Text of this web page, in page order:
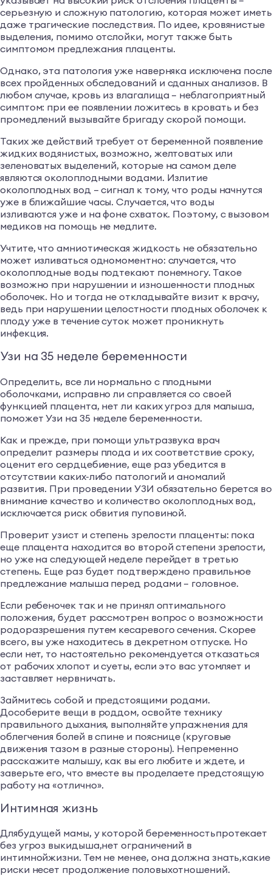
серьезную и сложную патологию, которая может иметь
даже трагические последствия. По идее, кровянистые
выделения, помимо отслойки, могут также быть
симптомом предлежания плаценты.
Однако, эта патология уже наверняка исключена после
всех пройденных обследований и сданных анализов. В
любом случае, кровь из влагалища – неблагоприятный
симптом: при ее появлении ложитесь в кровать и без
промедлений вызывайте бригаду скорой помощи.
Таких же действий требует от беременной появление
жидких водянистых, возможно, желтоватых или
зеленоватых выделений, которые на самом деле
являются околоплодными водами. Излитие
околоплодных вод – сигнал к тому, что роды начнутся
уже в ближайшие часы. Случается, что воды
изливаются уже и на фоне схваток. Поэтому, с вызовом
медиков на помощь не медлите.
Учтите, что амниотическая жидкость не обязательно
может изливаться одномоментно: случается, что
околоплодные воды подтекают понемногу. Такое
возможно при нарушении и изношенности плодных
оболочек. Но и тогда не откладывайте визит к врачу,
ведь при нарушении целостности плодных оболочек к
плоду уже в течение суток может проникнуть
инфекция.
Узи на 35 неделе беременности
Определить, все ли нормально с плодными
оболочками, исправно ли справляется со своей
функцией плацента, нет ли каких угроз для малыша,
поможет Узи на 35 неделе беременности.
Как и прежде, при помощи ультразвука врач
определит размеры плода и их соответствие сроку,
оценит его сердцебиение, еще раз убедится в
отсутствии каких-либо патологий и аномалий
развития. При проведении УЗИ обязательно берется во
внимание качество и количество околоплодных вод,
исключается риск обвития пуповиной.
Проверит узист и степень зрелости плаценты: пока
еще плацента находится во второй степени зрелости,
но уже на следующей неделе перейдет в третью
степень. Еще раз будет подтверждено правильное
предлежание малыша перед родами – головное.
Если ребеночек так и не принял оптимального
положения, будет рассмотрен вопрос о возможности
родоразрешения путем кесаревого сечения. Скорее
всего, вы уже находитесь в декретном отпуске. Но
если нет, то настоятельно рекомендуется отказаться
от рабочих хлопот и суеты, если это вас утомляет и
заставляет нервничать.
Займитесь собой и предстоящими родами.
Дособерите вещи в роддом, освойте технику
правильного дыхания, выполняйте упражнения для
облегчения болей в спине и пояснице (круговые
движения тазом в разные стороны). Непременно
расскажите малышу, как вы его любите и ждете, и
заверьте его, что вместе вы проделаете предстоящую
работу на «отлично».
Интимная жизнь
Длябудущей мамы, у которой беременностьпротекает
без угроз выкидыша,нет ограничений в
интимнойжизни. Тем не менее, она должна знать,какие
риски несет продолжение половыхотношений.